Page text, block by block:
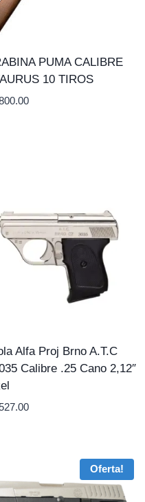
PUMA CALIBRE
10 TIROS
Alfa Proj Brno A.T.C
Calibre .25 Cano 2,12″
Oferta!